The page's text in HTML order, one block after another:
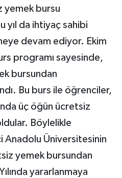
bursu
yıl da ihtiyaç sahibi
devam ediyor. Ekim
programı sayesinde,
bursundan
Bu burs ile öğrenciler,
üç öğün ücretsiz
Böylelikle
Üniversitesinin
yemek bursundan
yararlanmaya